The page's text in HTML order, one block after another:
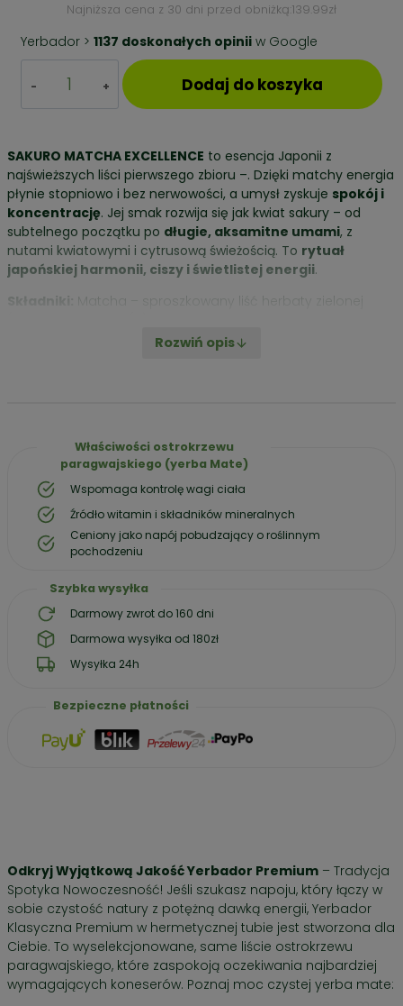
cena
wynosiła:
139,99zł.
cena
wynosi:
99,99zł.
Najniższa cena z 30 dni przed obniżką: 139.99zł
Yerbador > 1137 doskonałych opinii w Google
Sakuro
Matcha
Dodaj do koszyka
SAKURO MATCHA EXCELLENCE to esencja Japonii z
najświeższych liści pierwszego zbioru –. Dzięki matchy energia
płynie stopniowo i bez nerwowości, a umysł zyskuje spokój i
koncentrację. Jej smak rozwija się jak kwiat sakury – od
subtelnego początku po długie, aksamitne umami, z
nutami kwiatowymi i cytrusową świeżością. To rytuał
japońskiej harmonii, ciszy i świetlistej energii.
Składniki: Matcha – sproszkowany liść herbaty zielonej
Rozwiń opis
Właściwości ostrokrzewu
paragwajskiego (yerba Mate)
Wspomaga kontrolę wagi ciała
Źródło witamin i składników mineralnych
Ceniony jako napój pobudzający o roślinnym
pochodzeniu
Szybka wysyłka
Darmowy zwrot do 160 dni
Darmowa wysyłka od 180zł
Wysyłka 24h
Bezpieczne płatności
Odkryj Wyjątkową Jakość Yerbador Premium – Tradycja
Spotyka Nowoczesność! Jeśli szukasz napoju, który łączy w
sobie czystość natury z potężną dawką energii, Yerbador
Klasyczna Premium w hermetycznej tubie jest stworzona dla
Ciebie. To wyselekcjonowane, same liście ostrokrzewu
paragwajskiego, które zaspokoją oczekiwania najbardziej
wymagających koneserów. Poznaj moc czystej yerba mate: